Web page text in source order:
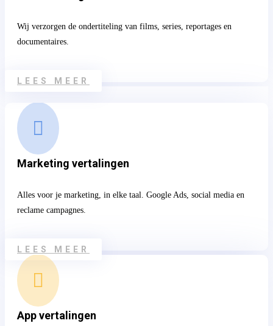
Wij verzorgen de ondertiteling van films, series, reportages en
documentaires.
LEES MEER

Marketing vertalingen
Alles voor je marketing, in elke taal. Google Ads, social media en
reclame campagnes.
LEES MEER

App vertalingen